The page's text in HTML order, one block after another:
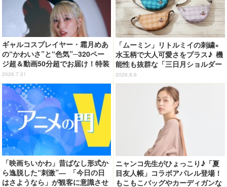
ギャルコスプレイヤー・霜月めあ
の“かわいさ”と“色気”─320ペー
ジ超＆動画50分超でお届け！特装
合本版のデジタル写真集が登場
2026.7.31
「ムーミン」リトルミイの刺繍×
水玉柄で大人可愛さをプラス♪ 機
能性も抜群な「三日月ショルダー
バッグ」が新登場
2026.8.6
「映画ちいかわ」昔ばなし形式か
ら逸脱した“刺激”― 「今日の日
はさようなら」が観客に意識させ
ニャンコ先生がひょっこり♪「夏
目友人帳」コラボアパレル登場！
もこもこバッグやカーディガンな